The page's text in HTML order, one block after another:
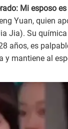
Mi esposo
Yuan, quien
Jia). Su
años, es
y mantiene al